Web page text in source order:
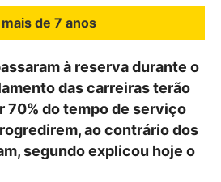
mais de 7 anos
à reserva durante o
das carreiras terão
70% do tempo de serviço
ao contrário dos
segundo explicou hoje o